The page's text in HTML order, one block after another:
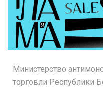
Министерство
торговли Республики